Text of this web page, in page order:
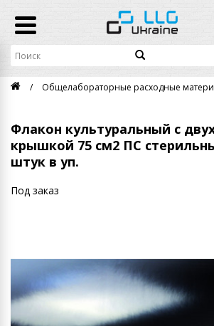
Общелабораторные расходные
Флакон культуральный с
крышкой 75 см2 ПС
штук в уп.
Под заказ